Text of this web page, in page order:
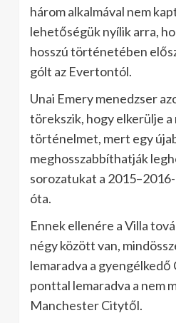
három alkalmával nem
lehetőségük nyílik arra,
hosszú történetében
gólt az Evertontól.
Unai Emery menedzser
törekszik, hogy elkerülje
történelmet, mert egy
meghosszabbíthatják
sorozatukat a
óta.
Ennek ellenére a Villa
négy között van,
lemaradva a gyengélkedő
ponttal lemaradva a nem
Manchester Citytől.